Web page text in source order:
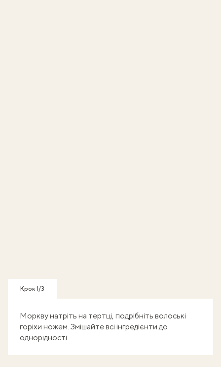
Крок 1/3
Моркву натріть на тертці, подрібніть волоські
горіхи ножем. Змішайте всі інгредієнти до
однорідності.